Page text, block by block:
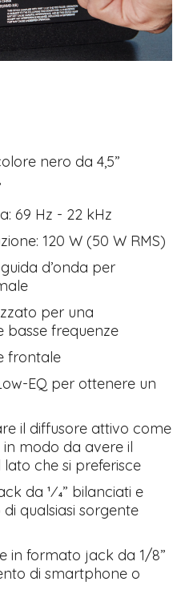
nero da 4,5”
69 Hz - 22 kHz
120 W (50 W RMS)
d’onda per
per una
basse frequenze
frontale
EQ per ottenere un
il diffusore attivo come
modo da avere il
che si preferisce
da 1⁄4” bilanciati e
qualsiasi sorgente
formato jack da 1/8”
di smartphone o